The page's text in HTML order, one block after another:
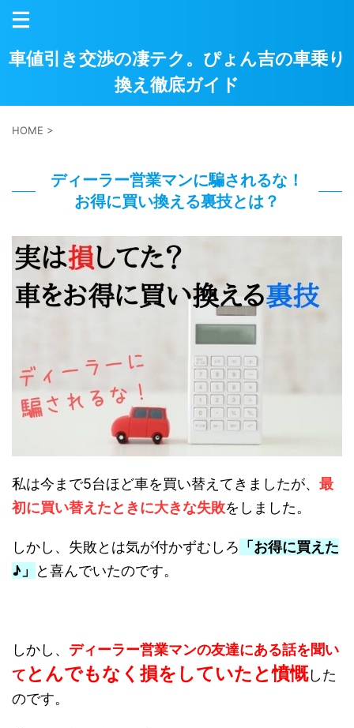
車値引き交渉の凄テク。ぴょん吉の車乗り
換え徹底ガイド
HOME >
ディーラー営業マンに騙されるな！
お得に買い換える裏技とは？
私は今まで5台ほど車を買い替えてきましたが、 最
初に買い替えたときに大きな失敗をしました。
しかし、失敗とは気が付かずむしろ 「お得に買えた
♪」
と喜んでいたのです。
しかし、 ディーラー営業マンの友達にある話を聞い
て とんでもなく損をしていたと憤慨した
のです。